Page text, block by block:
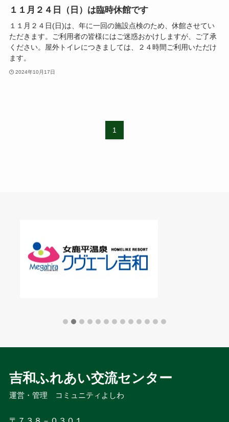
１１月２４日（日）は臨時休館です
１１月２４日(日)は、年に一回の施設点検のため、休館させてい
ただきます。ご利用者の皆様にはご迷惑おかけしますが、ご了承
ください。屋外トイレにつきましては、２４時間ご利用いただけ
ます。
2024年10月17日
1
吉和ふれあい交流センター
運営・管理　コミュニティよしわ